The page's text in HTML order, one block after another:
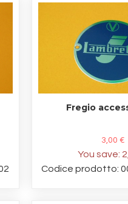
Fregio
3,00 €
You save:
Codice prodotto: